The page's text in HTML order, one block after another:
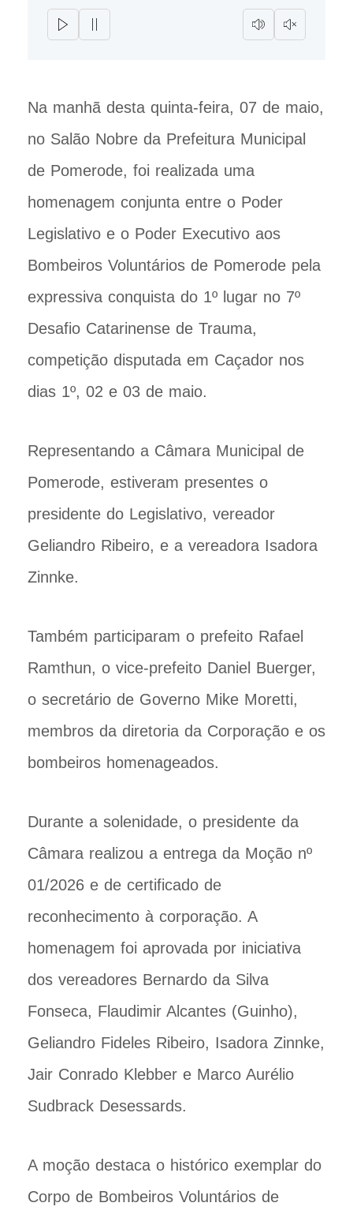
Na manhã desta quinta-feira, 07 de maio,
no Salão Nobre da Prefeitura Municipal
de Pomerode, foi realizada uma
homenagem conjunta entre o Poder
Legislativo e o Poder Executivo aos
Bombeiros Voluntários de Pomerode pela
expressiva conquista do 1º lugar no 7º
Desafio Catarinense de Trauma,
competição disputada em Caçador nos
dias 1º, 02 e 03 de maio.
Representando a Câmara Municipal de
Pomerode, estiveram presentes o
presidente do Legislativo, vereador
Geliandro Ribeiro, e a vereadora Isadora
Zinnke.
Também participaram o prefeito Rafael
Ramthun, o vice-prefeito Daniel Buerger,
o secretário de Governo Mike Moretti,
membros da diretoria da Corporação e os
bombeiros homenageados.
Durante a solenidade, o presidente da
Câmara realizou a entrega da Moção nº
01/2026 e de certificado de
reconhecimento à corporação. A
homenagem foi aprovada por iniciativa
dos vereadores Bernardo da Silva
Fonseca, Flaudimir Alcantes (Guinho),
Geliandro Fideles Ribeiro, Isadora Zinnke,
Jair Conrado Klebber e Marco Aurélio
Sudbrack Desessards.
A moção destaca o histórico exemplar do
Corpo de Bombeiros Voluntários de